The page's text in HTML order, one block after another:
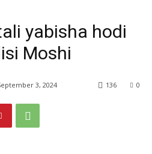
yabisha hodi
Moshi
3, 2024 0
136